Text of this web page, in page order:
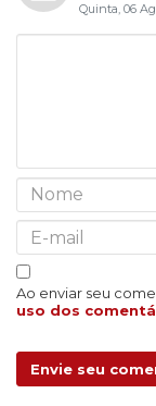
Quinta, 06
Ao enviar seu
uso dos
Envie seu